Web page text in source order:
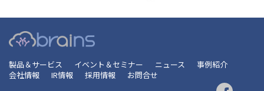
製品＆サービス イベント＆セミナー ニュース
事例紹介
会社情報
IR情報 採用情報 お問合せ